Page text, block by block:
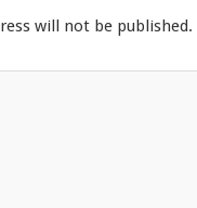
will not be published.